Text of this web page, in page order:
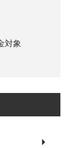
対象